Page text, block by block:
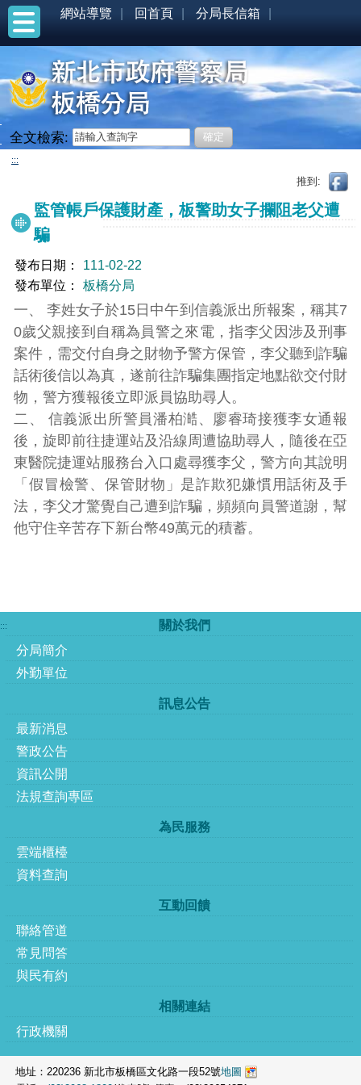
網站導覽 回首頁 分局長信箱
全文檢索:
:::
推到:
監管帳戶保護財產，板警助女子攔阻老父遭
騙
發布日期：
111-02-22
發布單位：
板橋分局
一、 李姓女子於15日中午到信義派出所報案，稱其7
0歲父親接到自稱為員警之來電，指李父因涉及刑事
案件，需交付自身之財物予警方保管，李父聽到詐騙
話術後信以為真，遂前往詐騙集團指定地點欲交付財
物，警方獲報後立即派員協助尋人。
二、 信義派出所警員潘柏澔、廖睿琦接獲李女通報
後，旋即前往捷運站及沿線周遭協助尋人，隨後在亞
東醫院捷運站服務台入口處尋獲李父，警方向其說明
「假冒檢警、保管財物」是詐欺犯嫌慣用話術及手
法，李父才驚覺自己遭到詐騙，頻頻向員警道謝，幫
他守住辛苦存下新台幣49萬元的積蓄。
:::
關於我們
分局簡介
外勤單位
訊息公告
最新消息
警政公告
資訊公開
法規查詢專區
為民服務
雲端櫃檯
資料查詢
互動回饋
聯絡管道
常見問答
與民有約
相關連結
行政機關
地址：220236 新北市板橋區文化路一段52號地圖